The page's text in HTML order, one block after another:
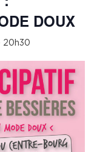
DOUX
20h30